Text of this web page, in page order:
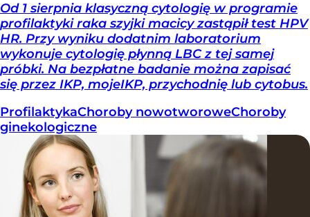
Od 1 sierpnia klasyczną cytologię w programie
profilaktyki raka szyjki macicy zastąpił test HPV
HR. Przy wyniku dodatnim laboratorium
wykonuje cytologię płynną LBC z tej samej
próbki. Na bezpłatne badanie można zapisać
się przez IKP, mojeIKP, przychodnię lub cytobus.
ProfilaktykaChoroby nowotworoweChoroby
ginekologiczne